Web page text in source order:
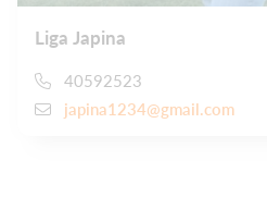
Liga Japina
40592523
japina1234@gmail.com